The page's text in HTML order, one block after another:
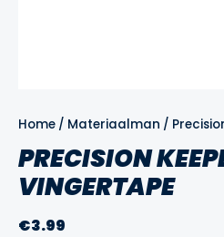
Home / Materiaalman /
PRECISION
VINGERTAPE
€3.99